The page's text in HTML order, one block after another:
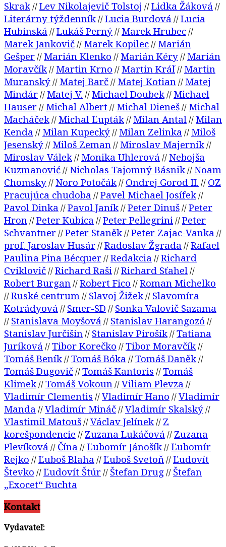
Skrak//Lev Nikolajevič Tolstoj //Lidka Žáková //
Literárny týždenník//Lucia Burdová //Lucia
Hubinská //Lukáš Perný// Marek Hrubec//
Marek Jankovič// Marek Kopilec// Marián
Gešper// Marián Klenko // Marián Kéry// Marián
Moravčík// Martin Krno // Martin Kráľ// Martin
Muranský// Matej Barč// Matej Kotian // Matej
Mindár// Matej V. // Michael Doubek// Michael
Hauser// Michal Albert // Michal Dieneš// Michal
Macháček// Michal Ľupták// Milan Antal // Milan
Kenda // Milan Kupecký// Milan Zelinka // Miloš
Jesenský// Miloš Zeman // Miroslav Majerník//
Miroslav Válek// Monika Uhlerová // Nebojša
Kuzmanović// Nicholas Tajomný Básnik// Noam
Chomsky// Noro Potočák// Ondrej Gorod II. // OZ
Pracujúca chudoba //Pavel Michael Josífek//
Pavol Dinka //Pavol Janík//Peter Dinuš//Peter
Hron //Peter Kubica //Peter Pellegrini //Peter
Schvantner//Peter Staněk//Peter Zajac-Vanka //
prof. Jaroslav Husár//Radoslav Žgrada //Rafael
Paulina Pina Bécquer//Redakcia //Richard
Cviklovič//Richard Raši //Richard Sťahel //
Robert Burgan //Robert Fico //Roman Michelko
//Ruské centrum // Slavoj Žižek// Slavomíra
Kotrádyová // Smer-SD // Sonka Valovič Sazama
// Stanislava Moyšová // Stanislav Harangozó //
Stanislav Jurčišin // Stanislav Pirošík//Tatiana
Juríková //Tibor Korečko //Tibor Moravčík//
Tomáš Beník//Tomáš Bóka //Tomáš Daněk//
Tomáš Dugovič//Tomáš Kantoris //Tomáš
Klimek//Tomáš Vokoun //Viliam Plevza //
Vladimír Clementis //Vladimír Hano //Vladimír
Manda //Vladimír Mináč//Vladimír Skalský//
Vlastimil Matouš//Václav Jelínek// Z
korešpondencie // Zuzana Lukáčová // Zuzana
Plevíková // Čína //Ľubomír Jánošík//Ľubomír
Rejko //Ľuboš Blaha //Ľuboš Svetoň //Ľudovít
Števko //Ľudovít Štúr// Štefan Drug// Štefan
„Exocet“ Buchta
Kontakt
Vydavateľ: